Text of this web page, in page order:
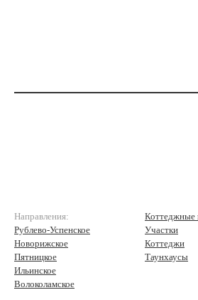
Направления:
Рублево-Успенское
Новорижское
Пятницкое
Ильинское
Волоколамское
Коттеджные
Участки
Коттеджи
Таунхаусы